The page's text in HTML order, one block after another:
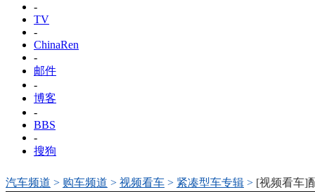
-
TV
-
ChinaRen
-
邮件
-
博客
-
BBS
-
搜狗
汽车频道 > 购车频道 > 视频看车 > 紧凑型车专辑 > [视频看车]